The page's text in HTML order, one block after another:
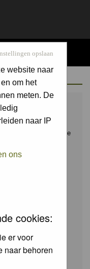
opslaan
website naar
om het
meten. De
naar IP
ons
cookies:
er voor
naar behoren
en leer en praat mee